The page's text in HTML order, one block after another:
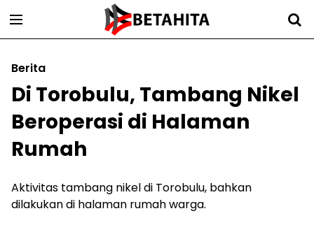
Berita
Di Torobulu, Tambang Nikel
Beroperasi di Halaman
Rumah
Aktivitas tambang nikel di Torobulu, bahkan
dilakukan di halaman rumah warga.